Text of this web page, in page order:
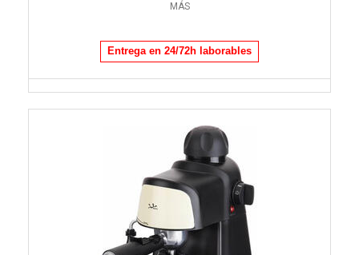
MÁS
Entrega en 24/72h laborables